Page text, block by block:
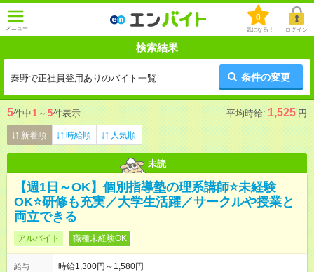
メニュー
0
気になる！ ログイン
検索結果
秦野で正社員登用ありのバイト一覧 条件の変更
5件中1 ～ 5件表示 平均時給: 1,525 円
新着順 時給順 人気順
未読
【週1日～OK】個別指導塾の理系講師⭐未経験
OK⭐研修も充実／大学生活躍／サークルや授業と
両立できる
アルバイト 職種未経験OK
給与
時給1,300円～1,580円